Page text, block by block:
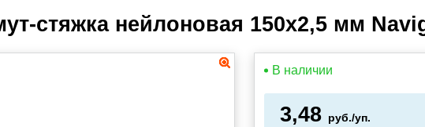
стяжка нейлоновая 150х2,5 мм
В наличии
3,48 руб./уп.